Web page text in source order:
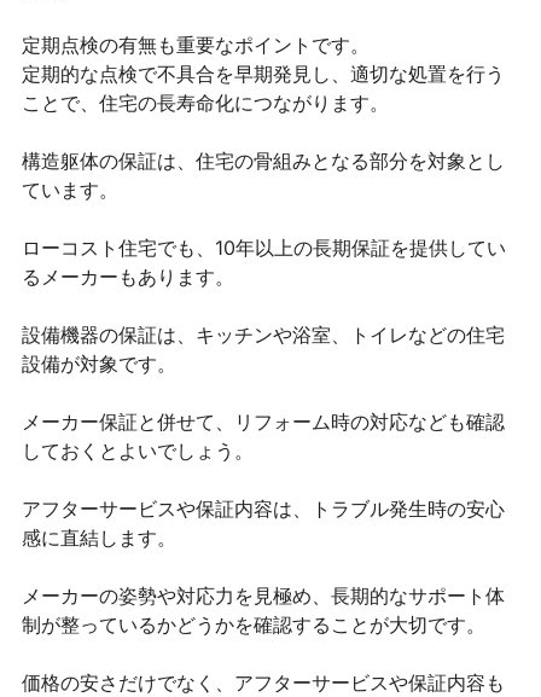
定期点検の有無も重要なポイントです。
定期的な点検で不具合を早期発見し、適切な処置を行う
ことで、住宅の長寿命化につながります。
構造躯体の保証は、住宅の骨組みとなる部分を対象とし
ています。
ローコスト住宅でも、10年以上の長期保証を提供してい
るメーカーもあります。
設備機器の保証は、キッチンや浴室、トイレなどの住宅
設備が対象です。
メーカー保証と併せて、リフォーム時の対応なども確認
しておくとよいでしょう。
アフターサービスや保証内容は、トラブル発生時の安心
感に直結します。
メーカーの姿勢や対応力を見極め、長期的なサポート体
制が整っているかどうかを確認することが大切です。
価格の安さだけでなく、アフターサービスや保証内容も